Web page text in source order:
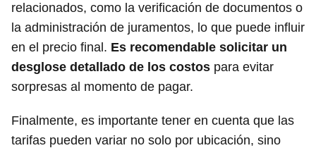
relacionados, como la verificación de documentos o
la administración de juramentos, lo que puede influir
en el precio final. Es recomendable solicitar un
desglose detallado de los costos para evitar
sorpresas al momento de pagar.
Finalmente, es importante tener en cuenta que las
tarifas pueden variar no solo por ubicación, sino